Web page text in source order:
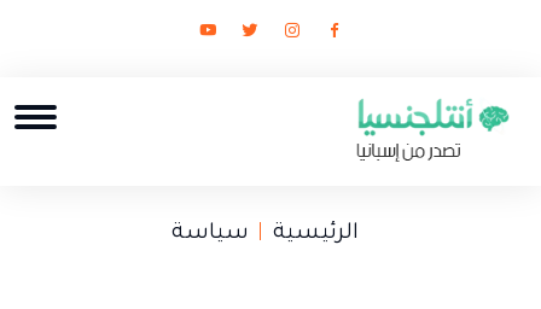
الرئيسية سياسة